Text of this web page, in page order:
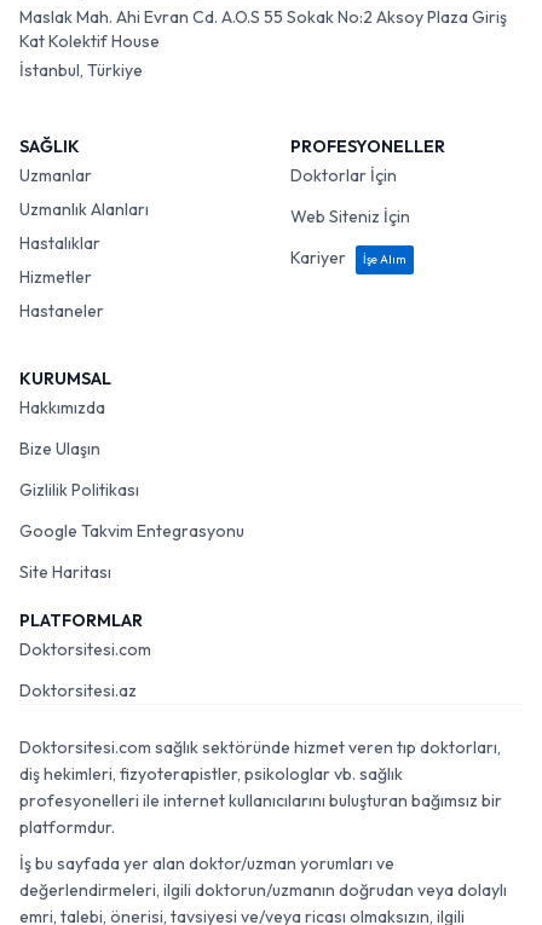
Maslak Mah. Ahi Evran Cd. A.O.S 55 Sokak No:2 Aksoy Plaza Giriş
Kat Kolektif House
İstanbul, Türkiye
SAĞLIK
Uzmanlar
Uzmanlık Alanları
Hastalıklar
Hizmetler
Hastaneler
PROFESYONELLER
Doktorlar İçin
Web Siteniz İçin
Kariyer
İşe Alım
KURUMSAL
Hakkımızda
Bize Ulaşın
Gizlilik Politikası
Google Takvim Entegrasyonu
Site Haritası
PLATFORMLAR
Doktorsitesi.com
Doktorsitesi.az
Doktorsitesi.com sağlık sektöründe hizmet veren tıp doktorları,
diş hekimleri, fizyoterapistler, psikologlar vb. sağlık
profesyonelleri ile internet kullanıcılarını buluşturan bağımsız bir
platformdur.
İş bu sayfada yer alan doktor/uzman yorumları ve
değerlendirmeleri, ilgili doktorun/uzmanın doğrudan veya dolaylı
emri, talebi, önerisi, tavsiyesi ve/veya ricası olmaksızın, ilgili